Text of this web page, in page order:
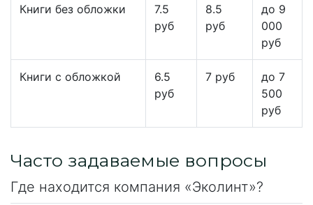
Книги без обложки
7.5
руб
8.5
руб
до 9
000
руб
Книги с обложкой
6.5
руб
7 руб
до 7
500
руб
Часто задаваемые вопросы
Где находится компания «Эколинт»?